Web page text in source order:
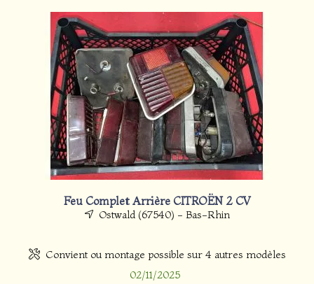
Feu Complet Arrière CITROËN 2 CV
Ostwald (67540) - Bas-Rhin
Convient ou montage possible sur 4 autres modèles
02/11/2025